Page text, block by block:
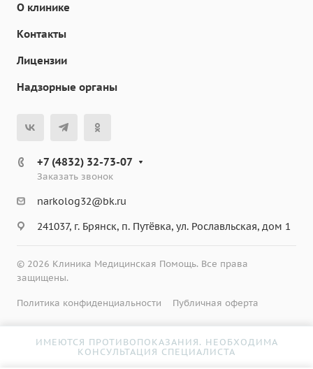
О клинике
Контакты
Лицензии
Надзорные органы
+7 (4832) 32-73-07
Заказать звонок
narkolog32@bk.ru
241037, г. Брянск, п. Путёвка, ул. Рославльская, дом 1
© 2026 Клиника Медицинская Помощь. Все права
защищены.
Политика конфиденциальности Публичная оферта
ИМЕЮТСЯ ПРОТИВОПОКАЗАНИЯ. НЕОБХОДИМА
КОНСУЛЬТАЦИЯ СПЕЦИАЛИСТА